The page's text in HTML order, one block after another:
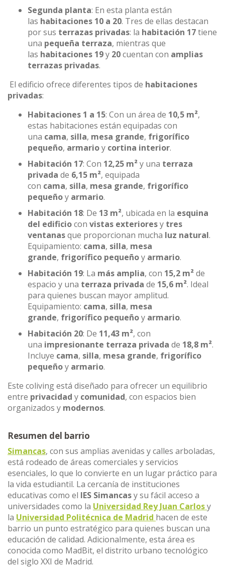
Segunda planta: En esta planta están
las habitaciones 10 a 20. Tres de ellas destacan
por sus terrazas privadas: la habitación 17tiene
una pequeña terraza, mientras que
las habitaciones 19y 20cuentan con amplias
terrazas privadas.
El edificio ofrece diferentes tipos de habitaciones
privadas:
Habitaciones 1 a 15: Con un área de 10,5 m²,
estas habitaciones están equipadas con
una cama, silla, mesa grande, frigorífico
pequeño, armarioy cortina interior.
Habitación 17: Con 12,25 m²y una terraza
privada de 6,15 m², equipada
con cama, silla, mesa grande, frigorífico
pequeñoy armario.
Habitación 18: De 13 m², ubicada en la esquina
del edificiocon vistas exterioresy tres
ventanasque proporcionan mucha luz natural.
Equipamiento: cama, silla, mesa
grande, frigorífico pequeñoy armario.
Habitación 19: La más amplia, con 15,2 m²de
espacio y una terraza privada de 15,6 m². Ideal
para quienes buscan mayor amplitud.
Equipamiento: cama, silla, mesa
grande, frigorífico pequeñoy armario.
Habitación 20: De 11,43 m², con
una impresionante terraza privada de 18,8 m².
Incluye cama, silla, mesa grande, frigorífico
pequeñoy armario.
Este coliving está diseñado para ofrecer un equilibrio
entre privacidad y comunidad, con espacios bien
organizados y modernos.
Resumen del barrio
Simancas, con sus amplias avenidas y calles arboladas,
está rodeado de áreas comerciales y servicios
esenciales, lo que lo convierte en un lugar práctico para
la vida estudiantil. La cercanía de instituciones
educativas como el IES Simancasy su fácil acceso a
universidades como la Universidad Rey Juan Carlosy
la Universidad Politécnica de Madrid hacen de este
barrio un punto estratégico para quienes buscan una
educación de calidad. Adicionalmente, esta área es
conocida como MadBit, el distrito urbano tecnológico
del siglo XXI de Madrid.